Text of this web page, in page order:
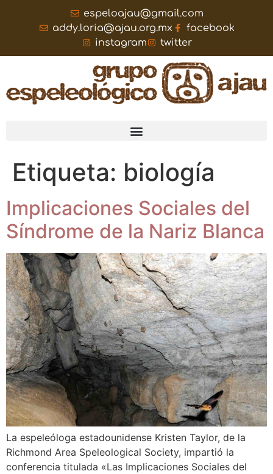
espeloajau@gmail.com
addy.loria@ajau.org.mx
facebook
instagram
twitter
Etiqueta: biología
Implicaciones Sociales del
Síndrome de la Nariz Blanca
La espeleóloga estadounidense Kristen Taylor, de la
Richmond Area Speleological Society, impartió la
conferencia titulada «Las Implicaciones Sociales del